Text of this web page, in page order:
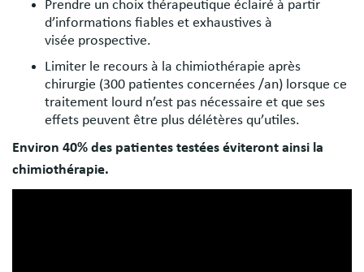
Prendre un choix thérapeutique éclairé à partir
d’informations fiables et exhaustives à
visée prospective.
Limiter le recours à la chimiothérapie après
chirurgie (300 patientes concernées /an) lorsque ce
traitement lourd n’est pas nécessaire et que ses
effets peuvent être plus délétères qu’utiles.
Environ 40% des patientes testées éviteront ainsi la
chimiothérapie.